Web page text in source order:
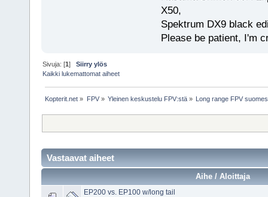
X50,
Spektrum DX9 black
Please be patient, I'm
Sivuja: [1]Siirry ylös
Kaikki lukemattomat aiheet
Kopterit.net » FPV» Yleinen keskustelu FPV:stä» Long range FPV
Vastaavat aiheet
Aihe / Aloittaja
EP200 vs. EP100 w/long tail